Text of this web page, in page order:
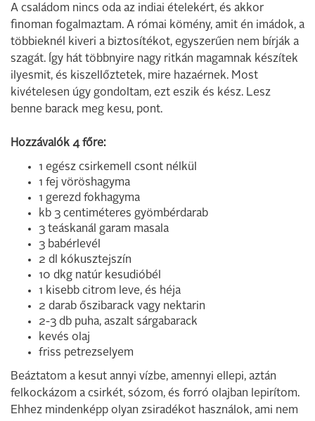
A családom nincs oda az indiai ételekért, és akkor
finoman fogalmaztam. A római kömény, amit én imádok, a
többieknél kiveri a biztosítékot, egyszerűen nem bírják a
szagát. Így hát többnyire nagy ritkán magamnak készítek
ilyesmit, és kiszellőztetek, mire hazaérnek. Most
kivételesen úgy gondoltam, ezt eszik és kész. Lesz
benne barack meg kesu, pont.
Hozzávalók 4 főre:
1 egész csirkemell csont nélkül
1 fej vöröshagyma
1 gerezd fokhagyma
kb 3 centiméteres gyömbérdarab
3 teáskanál garam masala
3 babérlevél
2 dl kókusztejszín
10 dkg natúr kesudióbél
1 kisebb citrom leve, és héja
2 darab őszibarack vagy nektarin
2-3 db puha, aszalt sárgabarack
kevés olaj
friss petrezselyem
Beáztatom a kesut annyi vízbe, amennyi ellepi, aztán
felkockázom a csirkét, sózom, és forró olajban lepirítom.
Ehhez mindenképp olyan zsiradékot használok, ami nem